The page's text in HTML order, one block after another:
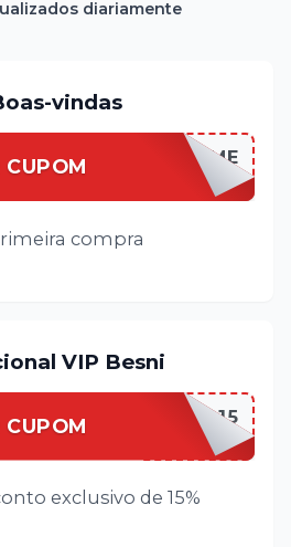
diariamente
vindas
CUPOMBESNIWELCOME
compra
VIP Besni
CUPOM BESNIVIP15
exclusivo de 15%